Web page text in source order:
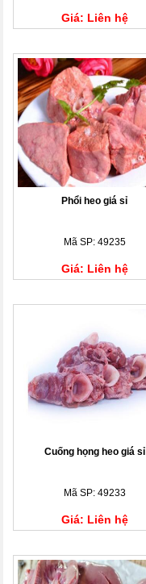
Giá: Liên hệ
Phổi heo giá sỉ
Mã SP: 49235
Giá: Liên hệ
Cuống họng heo giá sỉ
Mã SP: 49233
Giá: Liên hệ